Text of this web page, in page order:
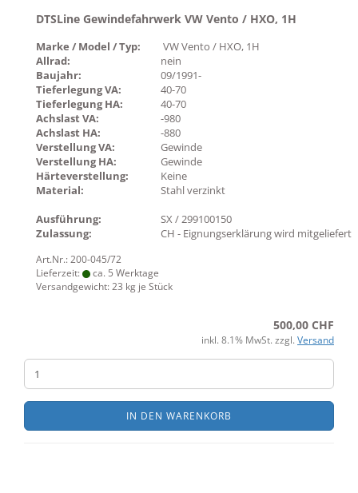
DTSLine Gewindefahrwerk VW Vento / HXO, 1H
Marke / Model / Typ:
VW Vento / HXO, 1H
Allrad:
nein
Baujahr:
09/1991-
Tieferlegung VA:
40-70
Tieferlegung HA:
40-70
Achslast VA:
-980
Achslast HA:
-880
Verstellung VA:
Gewinde
Verstellung HA:
Gewinde
Härteverstellung:
Keine
Material:
Stahl verzinkt
Ausführung:
SX / 299100150
Zulassung:
CH - Eignungserklärung wird mitgeliefert
Art.Nr.: 200-045/72
Lieferzeit:
ca. 5 Werktage
Versandgewicht:23 kg je Stück
500,00 CHF
inkl. 8.1% MwSt. zzgl. Versand
IN DEN WARENKORB